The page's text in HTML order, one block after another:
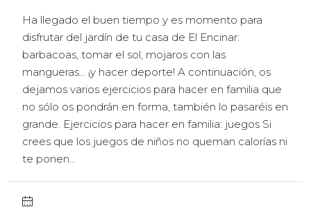
Ha llegado el buen tiempo y es momento para
disfrutar del jardín de tu casa de El Encinar:
barbacoas, tomar el sol, mojaros con las
mangueras… ¡y hacer deporte! A continuación, os
dejamos varios ejercicios para hacer en familia que
no sólo os pondrán en forma, también lo pasaréis en
grande. Ejercicios para hacer en familia: juegos Si
crees que los juegos de niños no queman calorías ni
te ponen...